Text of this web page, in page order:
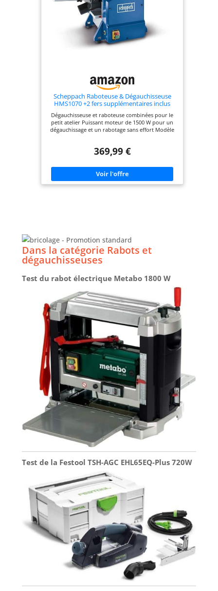
500 tr/min de cette raboteuse offre l'une des
finitions les plus fines de toutes celles portables
sur le marché. Le moteur de 15 A, puissant et
fiable, offre des performances élevées. Préparez-
vous à laisser toutes vos surfaces plus lisses que
jamais ! Rabotage à Faible Poussière : Dispose d'un
orifice d'aspiration pour une collecte pratique de
Scheppach Raboteuse & Dégauchisseuse
HMS1070 +2 fers supplémentaires inclus
Dégauchisseuse et raboteuse combinées pour le
petit atelier Puissant moteur de 1500 W pour un
dégauchissage et un rabotage sans effort Modèle
rabotage HS et une vitesse de rotation des
précis Réglage simple de la hauteur du rabot par
manivelle Guide de dégauchissage avec réglage de
l'angle à 45° pour des angles précis de 90° à 135°
Pieds en caoutchouc amortissant les vibrations
369,99 €
Dans la catégorie Rabots et
dégauchisseuses
Test du rabot électrique Metabo 1800 W
Test de la Festool TSH-AGC EHL65EQ-Plus 720W